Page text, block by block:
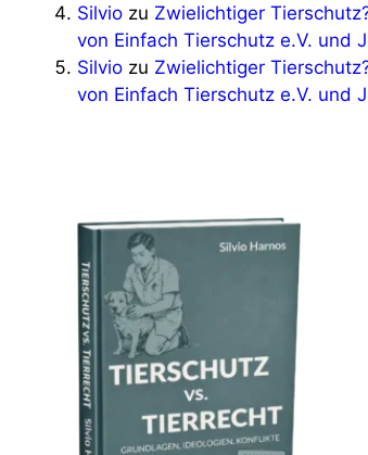
Silvio zu Zwielichtiger
von Einfach Tierschutz e.V. und
Silvio zu Zwielichtiger
von Einfach Tierschutz e.V. und